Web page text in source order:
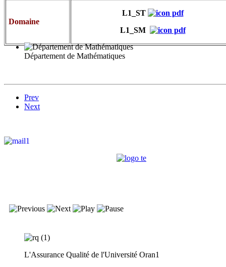
Département de Mathématiques
Domaine
L1_ST
L1_SM
Prev
Next
L'Assurance Qualité de l'Université Oran1